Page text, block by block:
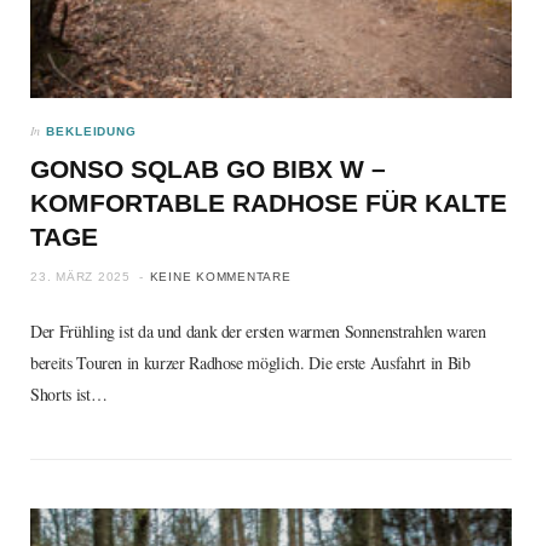
In BEKLEIDUNG
GONSO SQLAB GO BIBX W –
KOMFORTABLE RADHOSE FÜR KALTE
TAGE
23. MÄRZ 2025 KEINE KOMMENTARE
Der Frühling ist da und dank der ersten warmen Sonnenstrahlen waren
bereits Touren in kurzer Radhose möglich. Die erste Ausfahrt in Bib
Shorts ist…